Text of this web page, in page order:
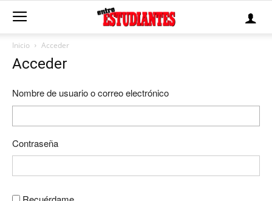
Inicio Acceder
Acceder
Nombre de usuario o correo electrónico
Contraseña